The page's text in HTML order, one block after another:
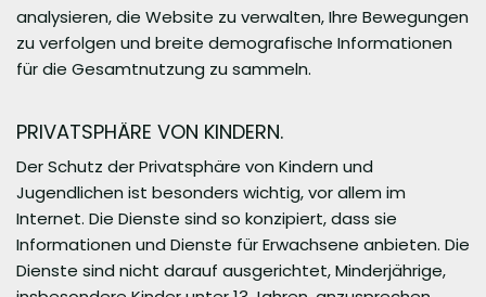
analysieren, die Website zu verwalten, Ihre Bewegungen
zu verfolgen und breite demografische Informationen
für die Gesamtnutzung zu sammeln.
PRIVATSPHÄRE VON KINDERN.
Der Schutz der Privatsphäre von Kindern und
Jugendlichen ist besonders wichtig, vor allem im
Internet. Die Dienste sind so konzipiert, dass sie
Informationen und Dienste für Erwachsene anbieten. Die
Dienste sind nicht darauf ausgerichtet, Minderjährige,